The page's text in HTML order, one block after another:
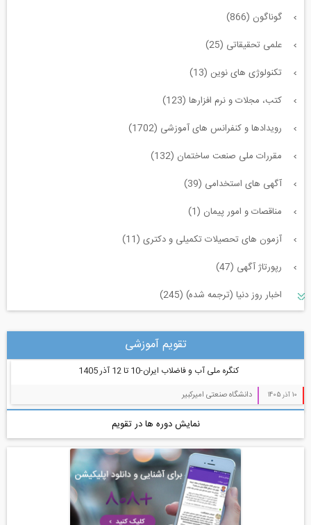
گوناگون (866)
علمی تحقیقاتی (25)
تکنولوژی های نوین (13)
کتب، مجلات و نرم افزارها (123)
رویدادها و کنفرانس های آموزشی (1702)
مقررات ملی صنعت ساختمان (132)
آگهی های استخدامی (39)
مناقصات و امور پیمان (1)
آزمون های تحصیلات تکمیلی و دکتری (11)
رپورتاژ آگهی (47)
اخبار روز دنیا (ترجمه شده) (245)
آب، راه، محیط زیست (91)
تقویم آموزشی
کنگره ملی آب و فاضلاب ایران-10 تا 12 آذر 1405
دانشگاه صنعتی امیرکبیر
نمایش دوره ها در تقویم